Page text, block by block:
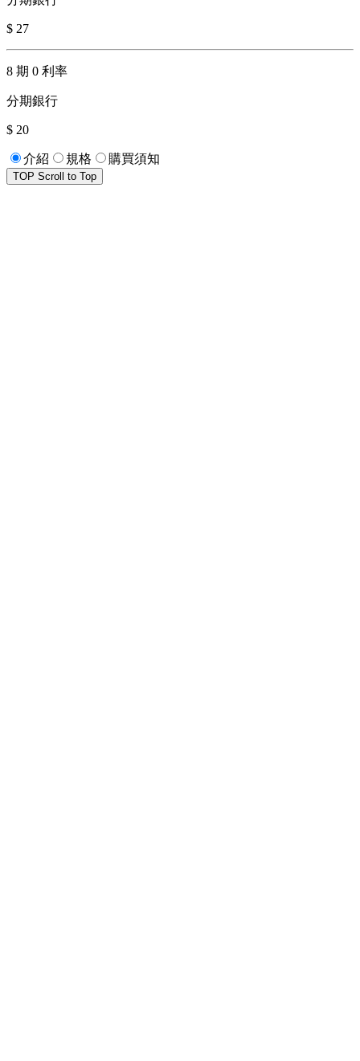
$ 27
8 期 0 利率
分期銀行
$ 20
介紹 規格 購買須知
TOP Scroll to Top